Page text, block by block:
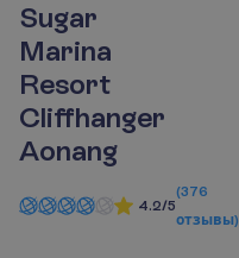
Sugar
Marina
Resort
Cliffhanger
Aonang
4.2/5
(376
отзывы)